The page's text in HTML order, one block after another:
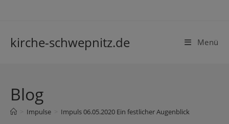
kirche-schwepnitz.de Menü
Blog
Impulse Impuls 06.05.2020 Ein festlicher Augenblick